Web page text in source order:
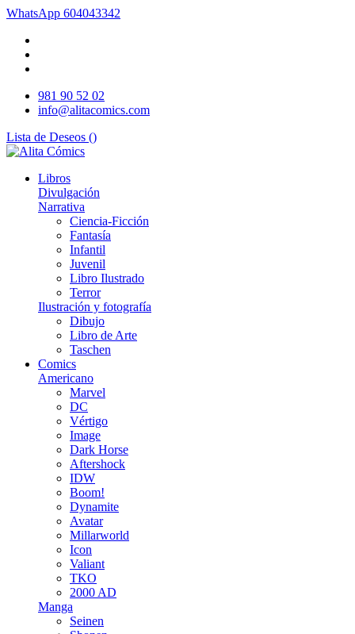
WhatsApp 604043342
981 90 52 02
info@alitacomics.com
Lista de Deseos ()
Libros
Divulgación
Narrativa
Ciencia-Ficción
Fantasía
Infantil
Juvenil
Libro Ilustrado
Terror
Ilustración y fotografía
Dibujo
Libro de Arte
Taschen
Comics
Americano
Marvel
DC
Vértigo
Image
Dark Horse
Aftershock
IDW
Boom!
Dynamite
Avatar
Millarworld
Icon
Valiant
TKO
2000 AD
Manga
Seinen